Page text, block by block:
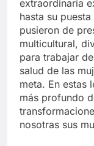
extraordinaria
hasta su
pusieron de
multicultural,
para trabajar
salud de las
meta. En estas
más profundo
nosotras sus